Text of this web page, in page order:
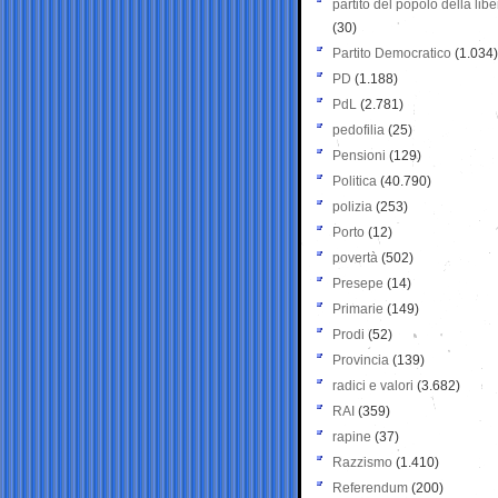
partito del popolo della
(30)
Partito Democratico (1.034)
PD (1.188)
PdL (2.781)
pedofilia (25)
Pensioni (129)
Politica (40.790)
polizia (253)
Porto (12)
povertà (502)
Presepe (14)
Primarie (149)
Prodi (52)
Provincia (139)
radici e valori (3.682)
RAI (359)
rapine (37)
Razzismo (1.410)
Referendum (200)